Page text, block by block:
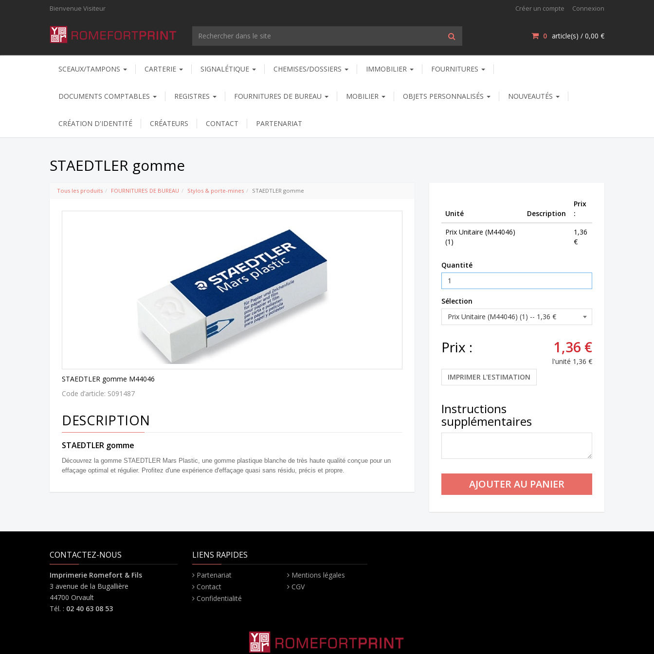
Bienvenue Visiteur Créer un compte Connexion
0 article(s) / 0,00 €
SCEAUX/TAMPONS CARTERIE SIGNALÉTIQUE CHEMISES/DOSSIERS IMMOBILIER FOURNITURES
DOCUMENTS COMPTABLES REGISTRES FOURNITURES DE BUREAU MOBILIER OBJETS PERSONNALISÉS NOUVEAUTÉS
CRÉATION D'IDENTITÉ CRÉATEURS CONTACT PARTENARIAT
STAEDTLER gomme
Unité Description
Prix
:
Prix Unitaire (M44046)
(1)
1,36
€
Quantité
Sélection
Prix : 1,36 €
l'unité 1,36 €
IMPRIMER L'ESTIMATION
Instructions
supplémentaires
Tous les produits FOURNITURES DE BUREAU Stylos & porte-mines STAEDTLER gomme
STAEDTLER gomme M44046
Code d’article: S091487
DESCRIPTION
STAEDTLER gomme
Découvrez la gomme STAEDTLER Mars Plastic, une gomme plastique blanche de très haute qualité conçue pour un
effaçage optimal et régulier. Profitez d'une expérience d'effaçage quasi sans résidu, précis et propre.
CONTACTEZ-NOUS
Imprimerie Romefort & Fils
3 avenue de la Bugallière
44700 Orvault
Tél. : 02 40 63 08 53
LIENS RAPIDES
Partenariat
Contact
Confidentialité
Mentions légales
CGV